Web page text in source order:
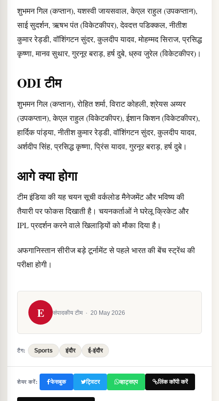
शुभमन गिल (कप्तान), यशस्वी जायसवाल, केएल राहुल (उपकप्तान),
साई सुदर्शन, ऋषभ पंत (विकेटकीपर), देवदत्त पडिक्कल, नीतीश
कुमार रेड्डी, वॉशिंगटन सुंदर, कुलदीप यादव, मोहम्मद सिराज, प्रसिद्ध
कृष्णा, मानव सुथार, गुरनूर बराड़, हर्ष दुबे, ध्रुव जुरेल (विकेटकीपर)।
ODI टीम
शुभमन गिल (कप्तान), रोहित शर्मा, विराट कोहली, श्रेयस अय्यर
(उपकप्तान), केएल राहुल (विकेटकीपर), ईशान किशन (विकेटकीपर),
हार्दिक पांड्या, नीतीश कुमार रेड्डी, वॉशिंगटन सुंदर, कुलदीप यादव,
अर्शदीप सिंह, प्रसिद्ध कृष्णा, प्रिंस यादव, गुरनूर बराड़, हर्ष दुबे।
आगे क्या होगा
टीम इंडिया की यह चयन सूची वर्कलोड मैनेजमेंट और भविष्य की
तैयारी पर फोकस दिखाती है। चयनकर्ताओं ने घरेलू क्रिकेट और
IPL प्रदर्शन करने वाले खिलाड़ियों को मौका दिया है।
अफगानिस्तान सीरीज बड़े टूर्नामेंट से पहले भारत की बेंच स्ट्रेंथ की
परीक्षा होगी।
E संपादकीय टीम · 20 May 2026
टैग: Sports इंदौर ई-इंदौर
शेयर करें: फेसबुक ट्विटर व्हाट्सएप लिंक कॉपी करें